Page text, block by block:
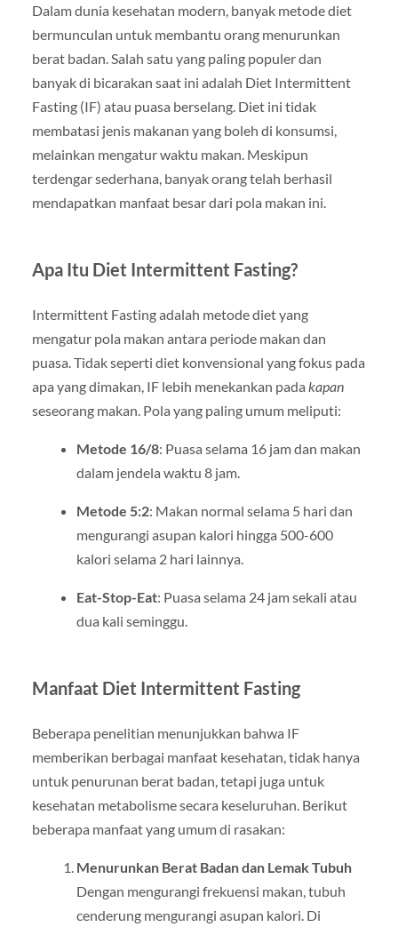
Dalam dunia kesehatan modern, banyak metode diet
bermunculan untuk membantu orang menurunkan
berat badan. Salah satu yang paling populer dan
banyak di bicarakan saat ini adalah Diet Intermittent
Fasting (IF) atau puasa berselang. Diet ini tidak
membatasi jenis makanan yang boleh di konsumsi,
melainkan mengatur waktu makan. Meskipun
terdengar sederhana, banyak orang telah berhasil
mendapatkan manfaat besar dari pola makan ini.
Apa Itu Diet Intermittent Fasting?
Intermittent Fasting adalah metode diet yang
mengatur pola makan antara periode makan dan
puasa. Tidak seperti diet konvensional yang fokus pada
apa yang dimakan, IF lebih menekankan pada kapan
seseorang makan. Pola yang paling umum meliputi:
Metode 16/8: Puasa selama 16 jam dan makan
dalam jendela waktu 8 jam.
Metode 5:2: Makan normal selama 5 hari dan
mengurangi asupan kalori hingga 500-600
kalori selama 2 hari lainnya.
Eat-Stop-Eat: Puasa selama 24 jam sekali atau
dua kali seminggu.
Manfaat Diet Intermittent Fasting
Beberapa penelitian menunjukkan bahwa IF
memberikan berbagai manfaat kesehatan, tidak hanya
untuk penurunan berat badan, tetapi juga untuk
kesehatan metabolisme secara keseluruhan. Berikut
beberapa manfaat yang umum di rasakan:
Menurunkan Berat Badan dan Lemak Tubuh
Dengan mengurangi frekuensi makan, tubuh
cenderung mengurangi asupan kalori. Di